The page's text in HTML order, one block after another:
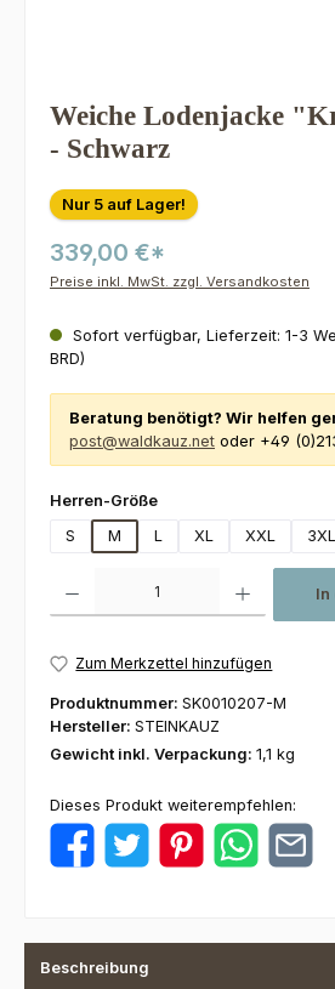
Weiche Lodenjacke
- Schwarz
Nur 5 auf Lager!
339,00 €*
Preise inkl. MwSt. zzgl. Versandkosten
Sofort verfügbar, Lieferzeit: 1-3
BRD)
Beratung benötigt? Wir helfen
post@waldkauz.net oder +49
Herren-Größeauswählen
S
M L XL XXL 3XL
In
Zum Merkzettel hinzufügen
Produktnummer: SK0010207-M
Hersteller: STEINKAUZ
Gewicht inkl. Verpackung: 1,1 kg
Dieses Produkt weiterempfehlen:
Beschreibung